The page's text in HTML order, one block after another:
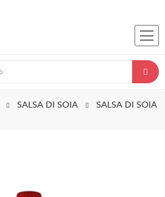
SALSA DI SOIA
SALSA DI SOIA